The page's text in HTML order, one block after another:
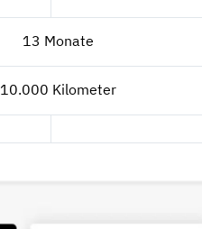
13 Monate
10.000 Kilometer